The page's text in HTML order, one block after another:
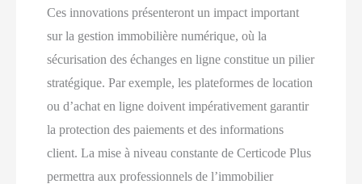
Ces innovations présenteront un impact important
sur la gestion immobilière numérique, où la
sécurisation des échanges en ligne constitue un pilier
stratégique. Par exemple, les plateformes de location
ou d’achat en ligne doivent impérativement garantir
la protection des paiements et des informations
client. La mise à niveau constante de Certicode Plus
permettra aux professionnels de l’immobilier